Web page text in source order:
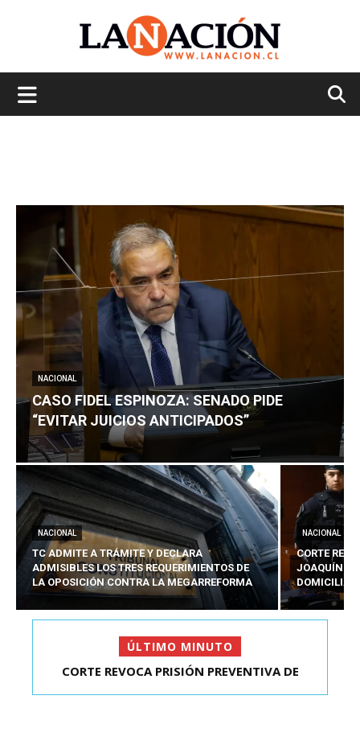
NACIONAL
CASO FIDEL ESPINOZA: SENADO PIDE
“EVITAR JUICIOS ANTICIPADOS”
NACIONAL
TC ADMITE A TRÁMITE Y DECLARA
ADMISIBLES LOS TRES REQUERIMIENTOS DE
LA OPOSICIÓN CONTRA LA MEGARREFORMA
NACIONAL
CORTE
JOAQUÍN
ÚLTIMO MINUTO
CASO FIDEL ESPINOZA: SENADO PIDE “EVITAR
CORTE REVOCA PRISIÓN PREVENTIVA DE